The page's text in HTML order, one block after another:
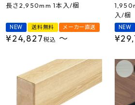
長さ2,950mm 1本入/梱
NEW 送料無料 メーカー直送
¥24,827 税込 〜
入/梱
NEW
¥